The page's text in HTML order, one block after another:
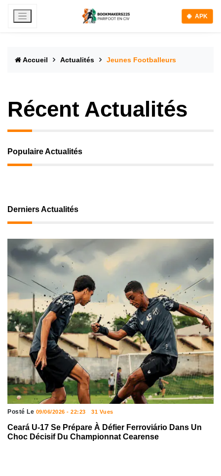
APK
Accueil Actualités Jeunes Footballeurs
Récent Actualités
Populaire Actualités
Derniers Actualités
Posté Le 09/06/2026 - 22:23 31 Vues
Ceará U-17 Se Prépare À Défier Ferroviário Dans Un
Choc Décisif Du Championnat Cearense